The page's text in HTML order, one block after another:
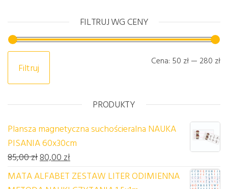
FILTRUJ WG CENY
Filtruj
Cena: 50 zł — 280 zł
PRODUKTY
Plansza magnetyczna suchościeralna NAUKA
PISANIA 60x30cm
85,00złPierwotna cena wynosiła: 85,00 zł.
80,00 złAktualna cena wynosi: 80,00 zł.
MATA ALFABET ZESTAW LITER ODIMIENNA